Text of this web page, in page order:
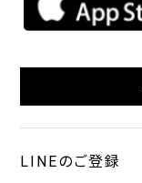
LINEのご登録